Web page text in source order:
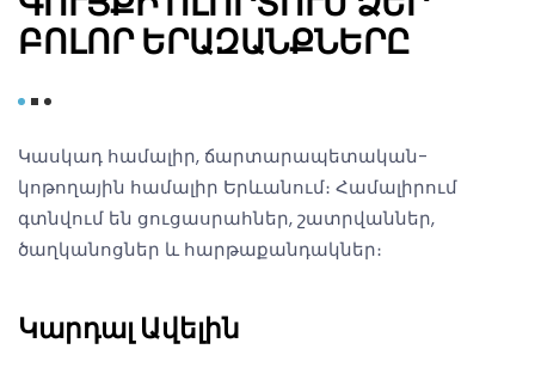
ԲՈԼՈՐ ԵՐԱԶԱՆՔՆԵՐԸ
Կասկադ համալիր, ճարտարապետական-
կոթողային համալիր Երևանում։ Համալիրում
գտնվում են ցուցասրահներ, շատրվաններ,
ծաղկանոցներ և հարթաքանդակներ։
Կարդալ Ավելին